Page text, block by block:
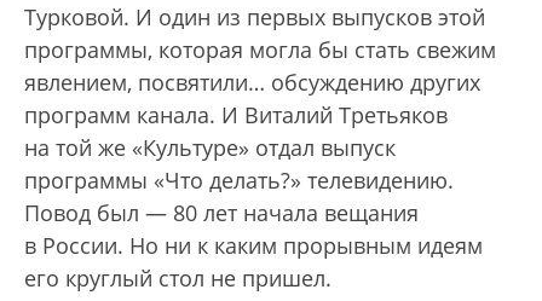
Турковой. И один из первых выпусков этой
программы, которая могла бы стать свежим
явлением, посвятили… обсуждению других
программ канала. И Виталий Третьяков
на той же «Культуре» отдал выпуск
программы «Что делать?» телевидению.
Повод был — 80 лет начала вещания
в России. Но ни к каким прорывным идеям
его круглый стол не пришел.